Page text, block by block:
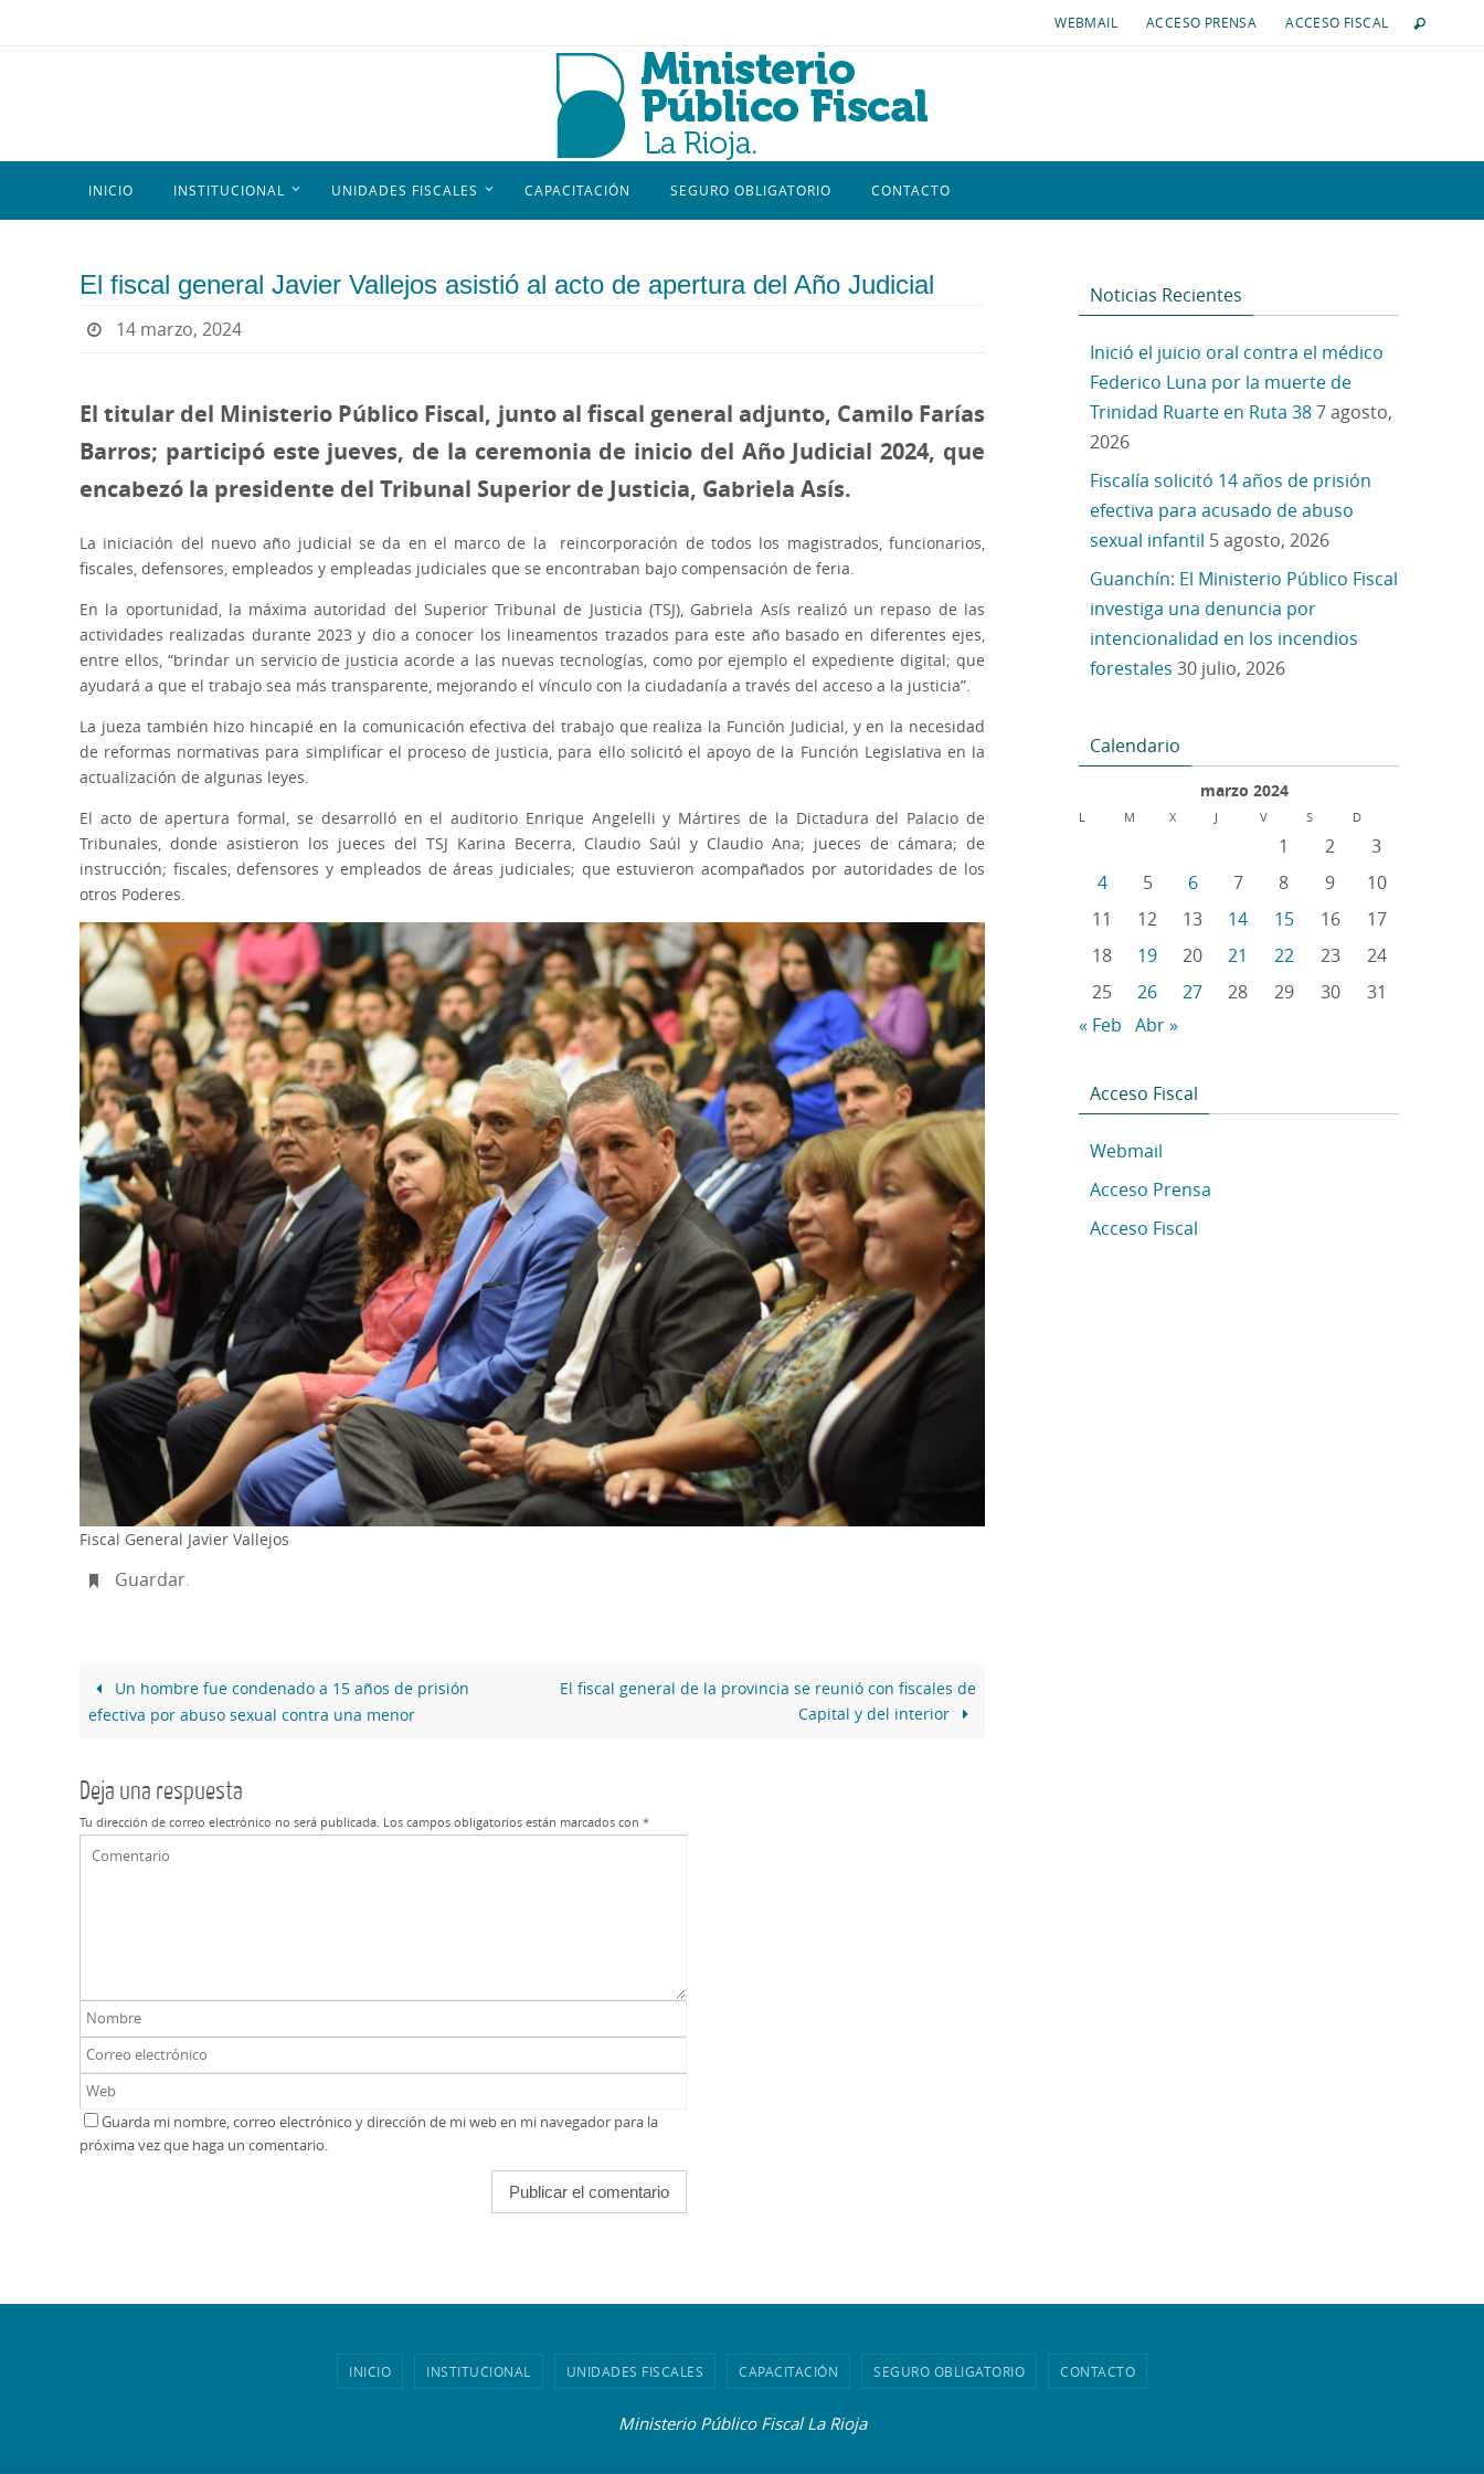
WEBMAIL ACCESO PRENSA ACCESO FISCAL
INICIO INSTITUCIONAL UNIDADES FISCALES CAPACITACIÓN SEGURO OBLIGATORIO CONTACTO
El fiscal general Javier Vallejos asistió al acto de apertura del Año Judicial
14 marzo, 2024
El titular del Ministerio Público Fiscal, junto al fiscal general adjunto, Camilo Farías
Barros; participó este jueves, de la ceremonia de inicio del Año Judicial 2024, que
encabezó la presidente del Tribunal Superior de Justicia, Gabriela Asís.
La iniciación del nuevo año judicial se da en el marco de la reincorporación de todos los magistrados, funcionarios,
fiscales, defensores, empleados y empleadas judiciales que se encontraban bajo compensación de feria.
En la oportunidad, la máxima autoridad del Superior Tribunal de Justicia (TSJ), Gabriela Asís realizó un repaso de las
actividades realizadas durante 2023 y dio a conocer los lineamentos trazados para este año basado en diferentes ejes,
entre ellos, “brindar un servicio de justicia acorde a las nuevas tecnologías, como por ejemplo el expediente digital; que
ayudará a que el trabajo sea más transparente, mejorando el vínculo con la ciudadanía a través del acceso a la justicia”.
La jueza también hizo hincapié en la comunicación efectiva del trabajo que realiza la Función Judicial, y en la necesidad
de reformas normativas para simplificar el proceso de justicia, para ello solicitó el apoyo de la Función Legislativa en la
actualización de algunas leyes.
El acto de apertura formal, se desarrolló en el auditorio Enrique Angelelli y Mártires de la Dictadura del Palacio de
Tribunales, donde asistieron los jueces del TSJ Karina Becerra, Claudio Saúl y Claudio Ana; jueces de cámara; de
instrucción; fiscales, defensores y empleados de áreas judiciales; que estuvieron acompañados por autoridades de los
otros Poderes.
Fiscal General Javier Vallejos
Guardar.
Un hombre fue condenado a 15 años de prisión
efectiva por abuso sexual contra una menor
El fiscal general de la provincia se reunió con fiscales de
Capital y del interior
Deja una respuesta
Tu dirección de correo electrónico no será publicada. Los campos obligatorios están marcados con *
Guarda mi nombre, correo electrónico y dirección de mi web en mi navegador para la
próxima vez que haga un comentario.
Noticias Recientes
Inició el juicio oral contra el médico
Federico Luna por la muerte de
Trinidad Ruarte en Ruta 387 agosto,
2026
Fiscalía solicitó 14 años de prisión
efectiva para acusado de abuso
sexual infantil 5 agosto, 2026
Guanchín: El Ministerio Público Fiscal
investiga una denuncia por
intencionalidad en los incendios
forestales 30 julio, 2026
Calendario
marzo 2024
L M X J V S D
1 2
3
4
5 6 7 8 9
10
11
12 13 14 15 16
17
18
19 20 21 22 23
24
25
26 27 28 29 30
31
« Feb Abr »
Acceso Fiscal
Webmail
Acceso Prensa
Acceso Fiscal
INICIO INSTITUCIONAL UNIDADES FISCALES CAPACITACIÓN SEGURO OBLIGATORIO CONTACTO
Ministerio Público Fiscal La Rioja